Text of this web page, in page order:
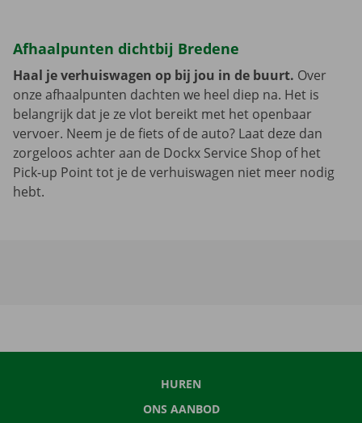
Afhaalpunten dichtbij Bredene
Haal je verhuiswagen op bij jou in de buurt. Over
onze afhaalpunten dachten we heel diep na. Het is
belangrijk dat je ze vlot bereikt met het openbaar
vervoer. Neem je de fiets of de auto? Laat deze dan
zorgeloos achter aan de Dockx Service Shop of het
Pick-up Point tot je de verhuiswagen niet meer nodig
hebt.
HUREN
ONS AANBOD